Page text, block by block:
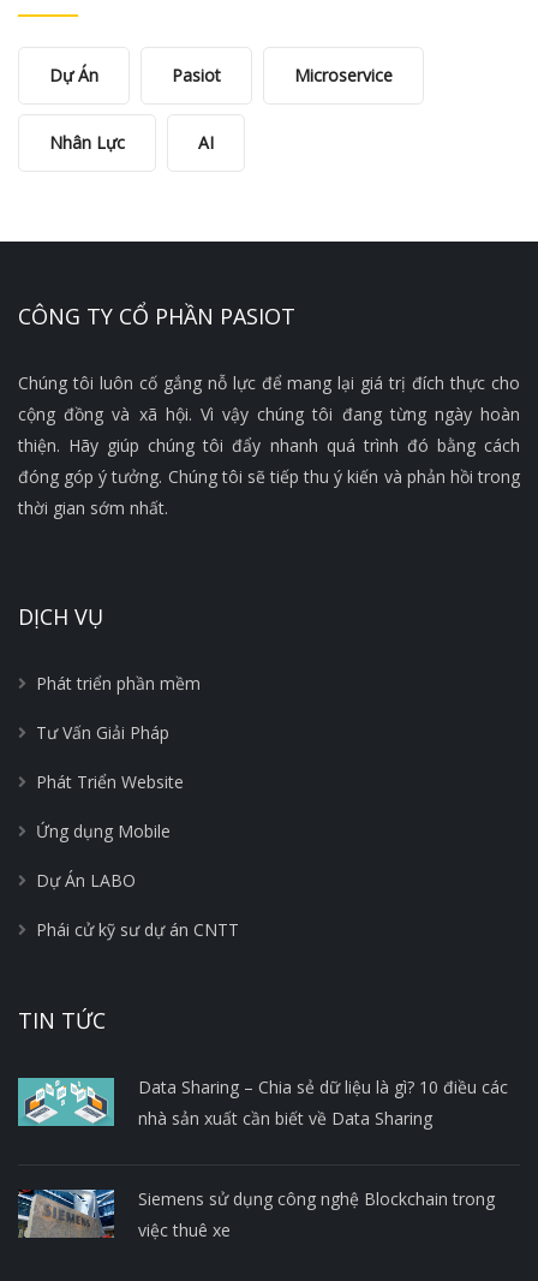
Dự Án Pasiot Microservice
Nhân Lực AI
CÔNG TY CỔ PHẦN PASIOT
Chúng tôi luôn cố gắng nỗ lực để mang lại giá trị đích thực cho
cộng đồng và xã hội. Vì vậy chúng tôi đang từng ngày hoàn
thiện. Hãy giúp chúng tôi đẩy nhanh quá trình đó bằng cách
đóng góp ý tưởng. Chúng tôi sẽ tiếp thu ý kiến và phản hồi trong
thời gian sớm nhất.
DỊCH VỤ
Phát triển phần mềm
Tư Vấn Giải Pháp
Phát Triển Website
Ứng dụng Mobile
Dự Án LABO
Phái cử kỹ sư dự án CNTT
TIN TỨC
Data Sharing – Chia sẻ dữ liệu là gì? 10 điều các
nhà sản xuất cần biết về Data Sharing
Siemens sử dụng công nghệ Blockchain trong
việc thuê xe